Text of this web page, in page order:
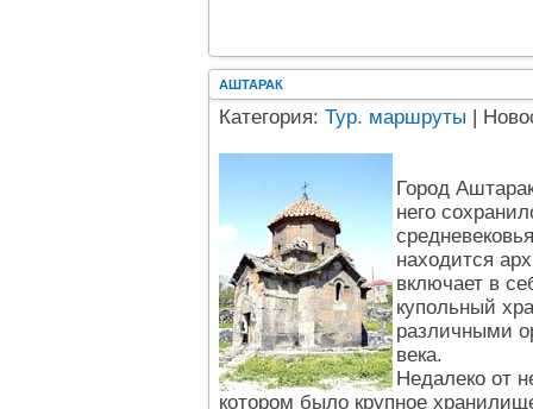
АШТАРАК
Категория: Тур. маршруты |
Город
него
находится
включает в
купольный
различными
века.
Недалеко от
котором было крупное